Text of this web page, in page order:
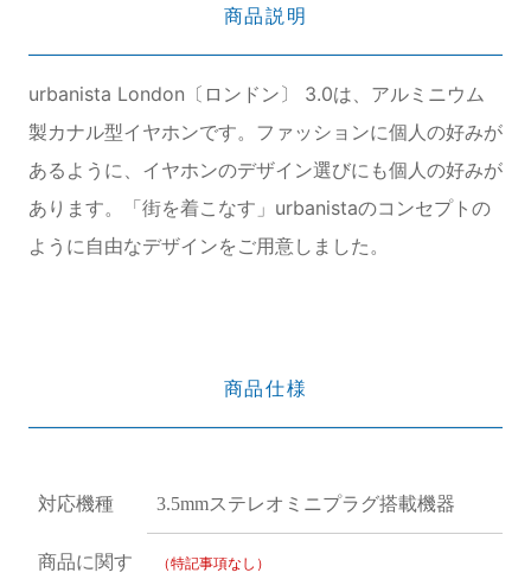
商品説明
urbanista London〔ロンドン〕 3.0は、アルミニウム
製カナル型イヤホンです。ファッションに個人の好みが
あるように、イヤホンのデザイン選びにも個人の好みが
あります。「街を着こなす」urbanistaのコンセプトの
ように自由なデザインをご用意しました。
商品仕様
対応機種 3.5mmステレオミニプラグ搭載機器
商品に関す
（特記事項なし）